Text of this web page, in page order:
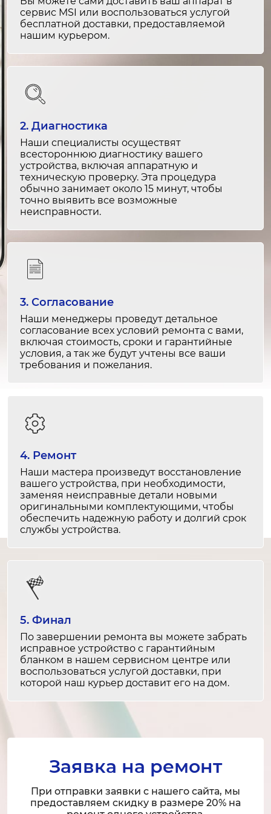
Замена сенсорной панели
2-3 часа
от 3 000 ₽
Ремонт сенсорной панели
2-3 часа
от 2 000 ₽
Восстановление изображения
1.5-2 часа
от 2 000 ₽
Пайка компонентов платы
1-2 часа
2-3 часа
Чистка от пыли и грязи
1-2 часа
от 1 000 ₽
от 1 500 ₽
1-2 часа
от 2 000 ₽
Ремонт USB
1-2 часа
от 1 500 ₽
1-2 часа
от 2 000 ₽
Ремонт DisplayPort
1-2 часа
от 1 500 ₽
Замена VGA
1-2 часа
сервис MSI или воспользоваться услугой
бесплатной доставки, предоставляемой
нашим курьером.
2. Диагностика
Наши специалисты осуществят
всестороннюю диагностику вашего
устройства, включая аппаратную и
техническую проверку. Эта процедура
обычно занимает около 15 минут, чтобы
точно выявить все возможные
неисправности.
3. Согласование
Наши менеджеры проведут детальное
согласование всех условий ремонта с вами,
включая стоимость, сроки и гарантийные
условия, а так же будут учтены все ваши
требования и пожелания.
4. Ремонт
Наши мастера произведут восстановление
вашего устройства, при необходимости,
заменяя неисправные детали новыми
оригинальными комплектующими, чтобы
обеспечить надежную работу и долгий срок
службы устройства.
5. Финал
По завершении ремонта вы можете забрать
исправное устройство с гарантийным
бланком в нашем сервисном центре или
воспользоваться услугой доставки, при
которой наш курьер доставит его на дом.
Заявка на ремонт
При отправки заявки с нашего сайта, мы
предоставляем скидку в размере 20% на